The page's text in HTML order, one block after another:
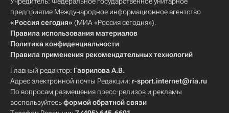
предприятие Международное информационное агентство
«Россия сегодня» (МИА «Россия сегодня»).
Правила использования материалов
Политика конфиденциальности
Правила применения рекомендательных технологий
Главный редактор: Гаврилова А.В.
Адрес электронной почты Редакции: r-sport.internet@ria.ru
По вопросам размещения пресс-релизов и рекламы
воспользуйтесьформой обратной связи